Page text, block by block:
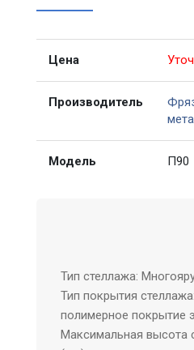
Цена
Производитель
Модель П90
Тип стеллажа:
Тип покрытия
полимерное покрытие
Максимальная высота